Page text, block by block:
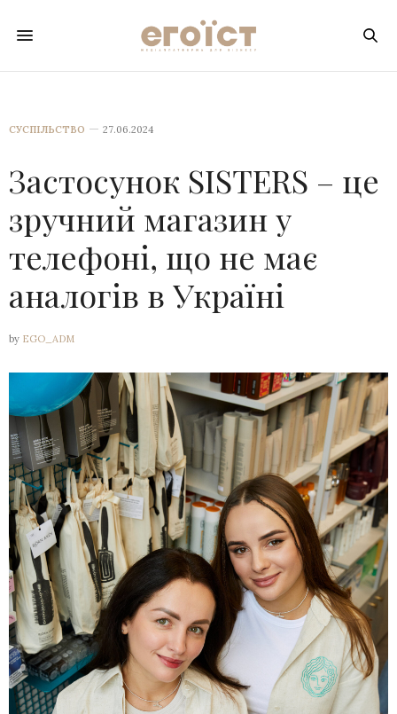
СУСПІЛЬСТВО 27.06.2024
Застосунок SISTERS – це
зручний магазин у
телефоні, що не має
аналогів в Україні
by EGO_ADM